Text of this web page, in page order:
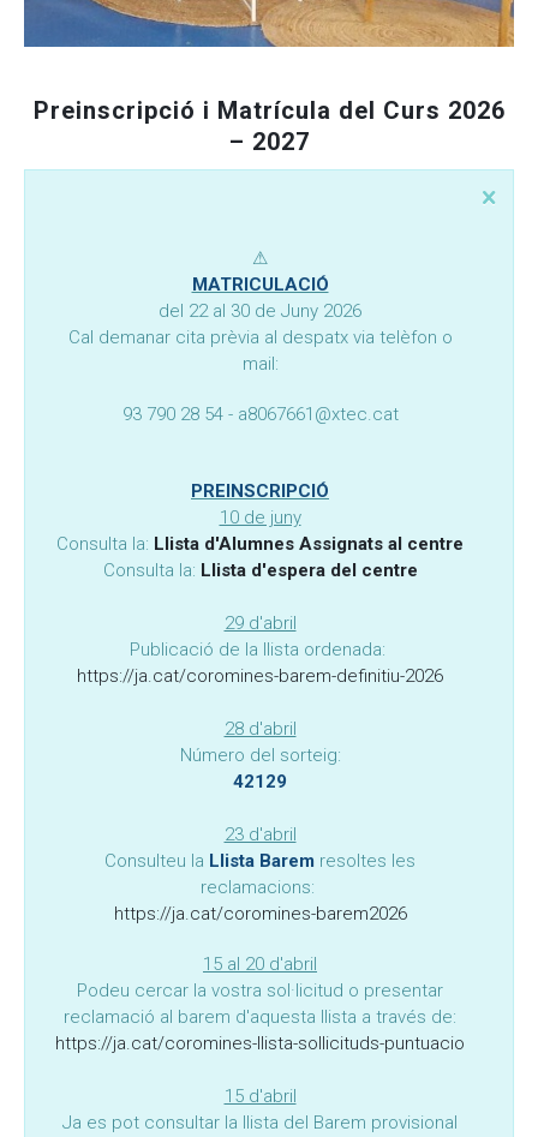
Documents autoritzacions / Justificants
Preinscripció i Matrícula del Curs 2026
– 2027
⚠︎
MATRICULACIÓ
del 22 al 30 de Juny 2026
Cal demanar cita prèvia al despatx via telèfon o
mail:
93 790 28 54 - a8067661@xtec.cat
PREINSCRIPCIÓ
10 de juny
Consulta la: Llista d'Alumnes Assignats al centre
Consulta la: Llista d'espera del centre
29 d'abril
Publicació de la llista ordenada:
https://ja.cat/coromines-barem-definitiu-2026
28 d'abril
Número del sorteig:
42129
23 d'abril
Consulteu la Llista Barem resoltes les
reclamacions:
https://ja.cat/coromines-barem2026
15 al 20 d'abril
Podeu cercar la vostra sol·licitud o presentar
reclamació al barem d'aquesta llista a través de:
https://ja.cat/coromines-llista-sollicituds-puntuacio
15 d'abril
Ja es pot consultar la llista del Barem provisional